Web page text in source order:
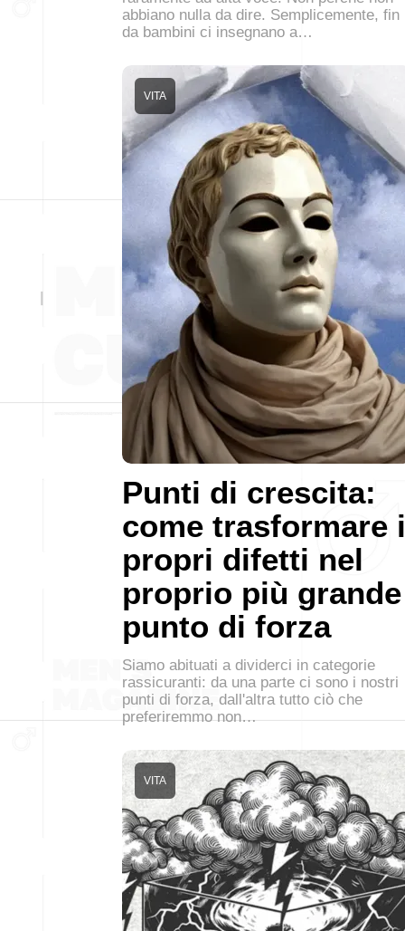
abbiano nulla da dire. Semplicemente, fin
da bambini ci insegnano a…
Punti di crescita:
come trasformare i
propri difetti nel
proprio più grande
punto di forza
VITA
Siamo abituati a dividerci in categorie
rassicuranti: da una parte ci sono i nostri
punti di forza, dall'altra tutto ciò che
preferiremmo non…
VITA